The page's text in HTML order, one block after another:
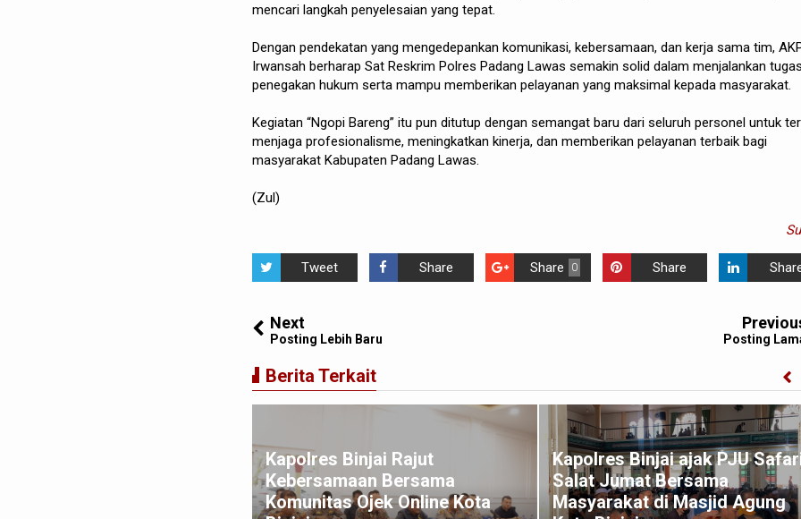
mencari langkah penyelesaian yang tepat.
Dengan pendekatan yang mengedepankan komunikasi, kebersamaan, dan kerja sama tim,
Irwansah berharap Sat Reskrim Polres Padang Lawas semakin solid dalam menjalankan tugas
penegakan hukum serta mampu memberikan pelayanan yang maksimal kepada masyarakat.
Kegiatan “Ngopi Bareng” itu pun ditutup dengan semangat baru dari seluruh personel untuk
menjaga profesionalisme, meningkatkan kinerja, dan memberikan pelayanan terbaik bagi
masyarakat Kabupaten Padang Lawas.
(Zul)
Tweet Share 0
Share Share
Next
Posting Lebih Baru Posting
Berita Terkait
Kapolres Binjai Rajut
Kebersamaan Bersama
Komunitas Ojek Online Kota
Kapolres Binjai ajak PJU
Salat Jumat Bersama
Masyarakat di Masjid Agung